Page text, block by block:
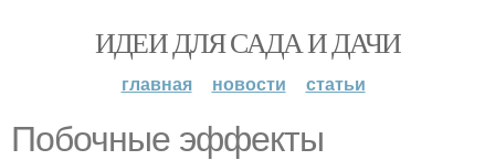
ИДЕИ ДЛЯ САДА И ДАЧИ
главная новости статьи
Побочные эффекты